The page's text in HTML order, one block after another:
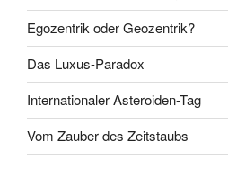
Egozentrik oder Geozentrik?
Das Luxus-Paradox
Internationaler Asteroiden-Tag
Vom Zauber des Zeitstaubs